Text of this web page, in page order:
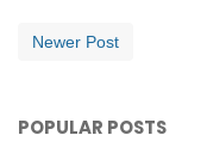
Newer Post
POPULAR POSTS